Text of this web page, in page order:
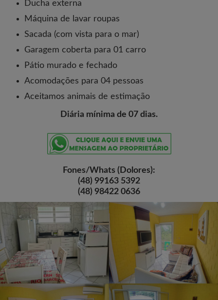
Ducha externa
Máquina de lavar roupas
Sacada (com vista para o mar)
Garagem coberta para 01 carro
Pátio murado e fechado
Acomodações para 04 pessoas
Aceitamos animais de estimação
Diária mínima de 07 dias.
Fones/Whats (Dolores):
(48) 99163 5392
(48) 98422 0636